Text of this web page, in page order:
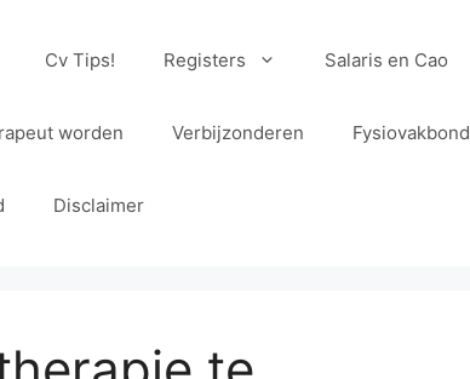
Cv Tips! Registers Salaris en Cao
worden Verbijzonderen Fysiovakbond
Disclaimer